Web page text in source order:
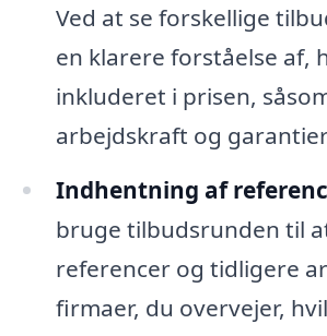
Ved at se forskellige
en klarere forståelse af,
inkluderet i prisen,
arbejdskraft og
Indhentning af
bruge tilbudsrunden til
referencer og tidligere
firmaer, du overvejer,